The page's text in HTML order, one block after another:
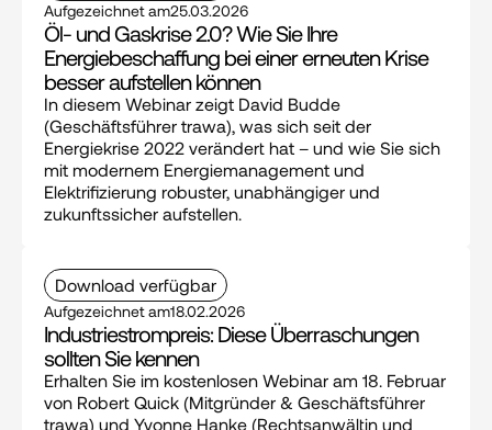
Aufgezeichnet am25.03.2026
Öl- und Gaskrise 2.0? Wie Sie Ihre
Energiebeschaffung bei einer erneuten Krise
besser aufstellen können
In diesem Webinar zeigt David Budde
(Geschäftsführer trawa), was sich seit der
Energiekrise 2022 verändert hat – und wie Sie sich
mit modernem Energiemanagement und
Elektrifizierung robuster, unabhängiger und
zukunftssicher aufstellen.
Download verfügbar
Aufgezeichnet am18.02.2026
Industriestrompreis: Diese Überraschungen
sollten Sie kennen
Erhalten Sie im kostenlosen Webinar am 18. Februar
von Robert Quick (Mitgründer & Geschäftsführer
trawa) und Yvonne Hanke (Rechtsanwältin und